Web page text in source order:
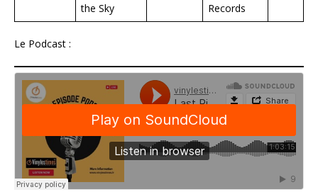
the Sky Records
Le Podcast :